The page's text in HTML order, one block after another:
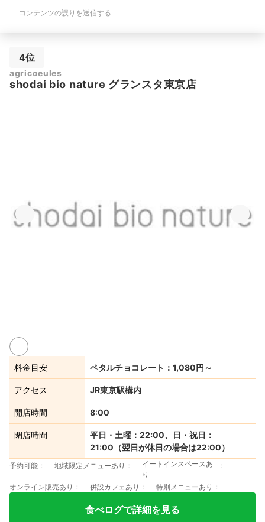
コンテンツの誤りを送信する
4位
agricoeules
shodai bio nature グランスタ東京店
料金目安 ペタルチョコレート：1,080円～
アクセス JR東京駅構内
開店時間 8:00
閉店時間
平日・土曜：22:00、日・祝日：
21:00（翌日が休日の場合は22:00）
予約可能 地域限定メニューあり
イートインスペースあ
り
オンライン販売あり
併設カフェあり 特別メニューあり
食べログで詳細を見る